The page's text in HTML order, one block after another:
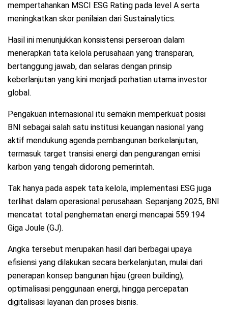
mempertahankan MSCI ESG Rating pada level A serta
meningkatkan skor penilaian dari Sustainalytics.
Hasil ini menunjukkan konsistensi perseroan dalam
menerapkan tata kelola perusahaan yang transparan,
bertanggung jawab, dan selaras dengan prinsip
keberlanjutan yang kini menjadi perhatian utama investor
global.
Pengakuan internasional itu semakin memperkuat posisi
BNI sebagai salah satu institusi keuangan nasional yang
aktif mendukung agenda pembangunan berkelanjutan,
termasuk target transisi energi dan pengurangan emisi
karbon yang tengah didorong pemerintah.
Tak hanya pada aspek tata kelola, implementasi ESG juga
terlihat dalam operasional perusahaan. Sepanjang 2025, BNI
mencatat total penghematan energi mencapai 559.194
Giga Joule (GJ).
Angka tersebut merupakan hasil dari berbagai upaya
efisiensi yang dilakukan secara berkelanjutan, mulai dari
penerapan konsep bangunan hijau (green building),
optimalisasi penggunaan energi, hingga percepatan
digitalisasi layanan dan proses bisnis.